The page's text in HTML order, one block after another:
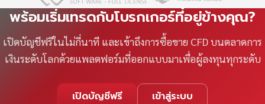
พร้อมเริ่มเทรดกับโบรกเกอร์ที่อยู่ข้างคุณ?
เปิดบัญชีฟรีในไม่กี่นาที และเข้าถึงการซื้อขาย CFD บนตลาดการ
เงินระดับโลกด้วยแพลตฟอร์มที่ออกแบบมาเพื่อผู้ลงทุนทุกระดับ
เปิดบัญชีฟรี เข้าสู่ระบบ